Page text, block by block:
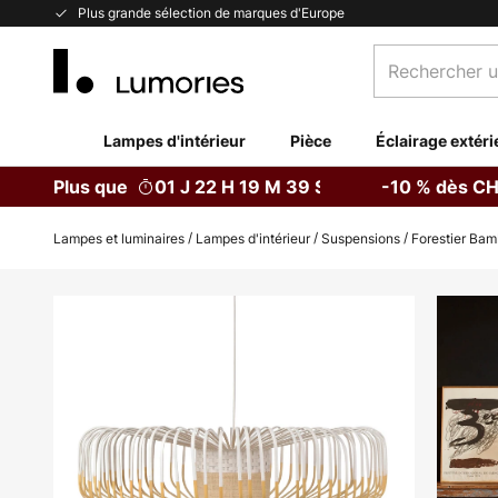
Plus grande sélection de marques d'Europe
Allez
un
catégorie...
Lampes d'intérieur Pièce Éclairage
Plus que 01 J 22 H 19 M 38 S -10 % dès
Lampes et luminaires Lampes d'intérieur Suspensions Forestier
images